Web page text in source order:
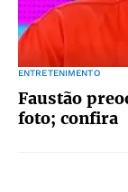
ENTRETENIMENTO
Faustão
foto; confira